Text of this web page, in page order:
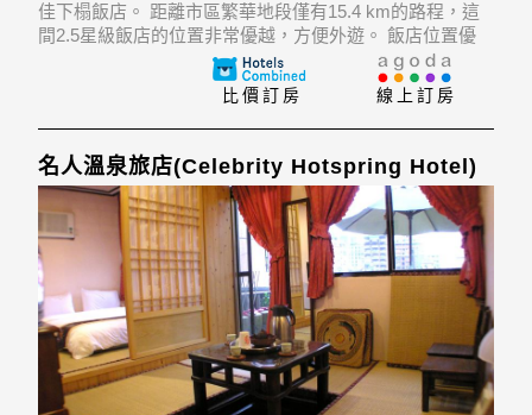
佳下榻飯店。 距離市區繁華地段僅有15.4 km的路程，這
間2.5星級飯店的位置非常優越，方便外遊。 飯店位置優
越讓遊人前往市區內的熱門景點變得方便快捷。
線上訂房
比價訂房
名人溫泉旅店(Celebrity Hotspring Hotel)